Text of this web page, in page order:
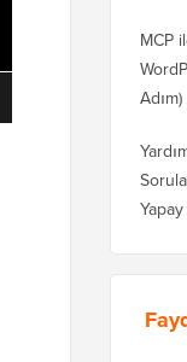
MCP
Adım)